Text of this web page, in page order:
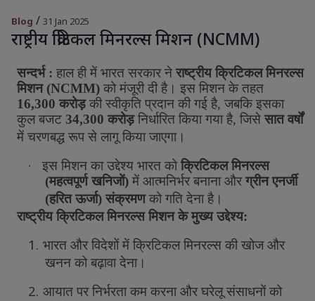
Blog / 31 Jan 2025
राष्ट्रीय क्रिटिकल मिनरल्स मिशन (NCMM)
सन्दर्भ: हाल ही में भारत सरकार ने राष्ट्रीय क्रिटिकल मिनरल्स
मिशन(NCMM) को मंजूरी दी है। इस मिशन के तहत
16,300 करोड़ की स्वीकृति प्रदान की गई है, जबकि इसका
कुल बजट 34,300 करोड़ निर्धारित किया गया है, जिसे सात वर्षों
में चरणबद्ध रूप से लागू किया जाएगा।
· इस मिशन का उद्देश्य भारत को क्रिटिकल मिनरल्स
(महत्वपूर्ण खनिजों) में आत्मनिर्भर बनाना और ग्रीन एनर्जी
(हरित ऊर्जा) संक्रमण को गति देना है।
राष्ट्रीय क्रिटिकल मिनरल्स मिशन के मुख्य उद्देश्य:
1. भारत और विदेशों में क्रिटिकल मिनरल्स की खोज और
खनन को बढ़ावा देना।
2. आयात पर निर्भरता कम करना और घरेलू संसाधनों को